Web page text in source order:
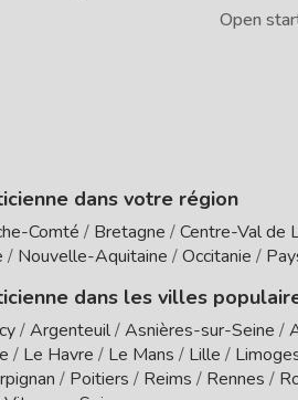
Open
dans votre région
Comté / Bretagne /Centre-Val de
/ Nouvelle-Aquitaine /Occitanie /
dans les villes
/Argenteuil/Asnières-sur-Seine /
/ Le Havre / Le Mans / Lille /
/ Poitiers / Reims / Rennes /